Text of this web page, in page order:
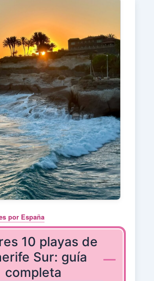
por España
10 playas de
Sur: guía
completa